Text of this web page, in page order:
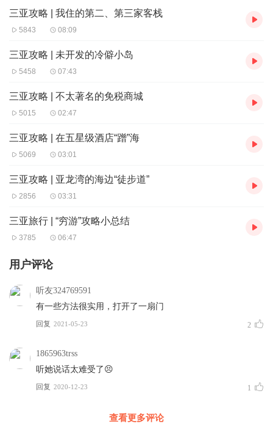
三亚攻略 | 我住的第二、第三家客栈
5843 08:09
三亚攻略 | 未开发的冷僻小岛
5458 07:43
三亚攻略 | 不太著名的免税商城
5015 02:47
三亚攻略 | 在五星级酒店“蹭”海
5069 03:01
三亚攻略 | 亚龙湾的海边“徒步道”
2856 03:31
三亚旅行 | “穷游”攻略小总结
3785 06:47
用户评论
听友324769591
有一些方法很实用，打开了一扇门
回复 2021-05-23 2
1865963trss
听她说话太难受了😣
回复 2020-12-23 1
查看更多评论